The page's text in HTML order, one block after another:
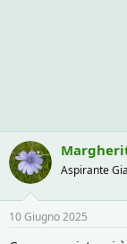
Aspirante
10 Giugno 2025